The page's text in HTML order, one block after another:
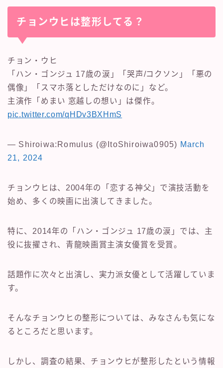
チョンウヒは整形してる？
チョン・ウヒ
「ハン・ゴンジュ 17歳の涙」「哭声/コクソン」「悪の
偶像」「スマホ落としただけなのに」など。
主演作「めまい 窓越しの想い」は傑作。
pic.twitter.com/qHDv3BXHmS
— Shiroiwa:Romulus (@ItoShiroiwa0905) March
21, 2024
チョンウヒは、2004年の「恋する神父」で演技活動を
始め、多くの映画に出演してきました。
特に、2014年の「ハン・ゴンジュ 17歳の涙」では、主
役に抜擢され、青龍映画賞主演女優賞を受賞。
話題作に次々と出演し、実力派女優として活躍していま
す。
そんなチョンウヒの整形については、みなさんも気にな
るところだと思います。
しかし、調査の結果、チョンウヒが整形したという情報